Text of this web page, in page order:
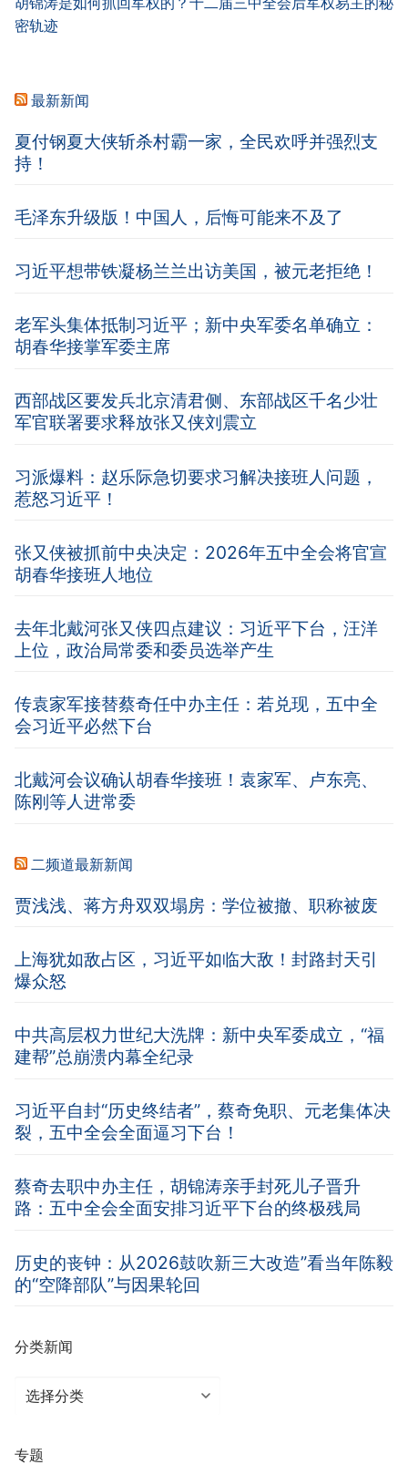
密轨迹
最新新闻
夏付钢夏大侠斩杀村霸一家，全民欢呼并强烈支
持！
毛泽东升级版！中国人，后悔可能来不及了
习近平想带铁凝杨兰兰出访美国，被元老拒绝！
老军头集体抵制习近平；新中央军委名单确立：
胡春华接掌军委主席
西部战区要发兵北京清君侧、东部战区千名少壮
军官联署要求释放张又侠刘震立
习派爆料：赵乐际急切要求习解决接班人问题，
惹怒习近平！
张又侠被抓前中央决定：2026年五中全会将官宣
胡春华接班人地位
去年北戴河张又侠四点建议：习近平下台，汪洋
上位，政治局常委和委员选举产生
传袁家军接替蔡奇任中办主任：若兑现，五中全
会习近平必然下台
北戴河会议确认胡春华接班！袁家军、卢东亮、
陈刚等人进常委
二频道最新新闻
贾浅浅、蒋方舟双双塌房：学位被撤、职称被废
上海犹如敌占区，习近平如临大敌！封路封天引
爆众怒
中共高层权力世纪大洗牌：新中央军委成立，“福
建帮”总崩溃内幕全纪录
习近平自封“历史终结者”，蔡奇免职、元老集体决
裂，五中全会全面逼习下台！
蔡奇去职中办主任，胡锦涛亲手封死儿子晋升
路：五中全会全面安排习近平下台的终极残局
历史的丧钟：从2026鼓吹新三大改造”看当年陈毅
的“空降部队”与因果轮回
分类新闻
分
闻
专题